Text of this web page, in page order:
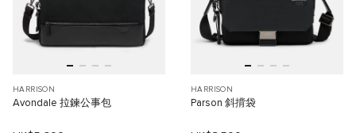
HARRISON
Avondale 拉鍊公事包
HARRISON
Parson 斜揹袋